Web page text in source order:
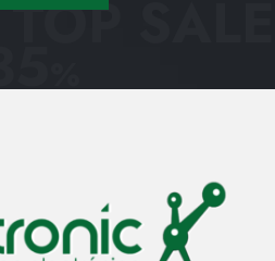
SALE